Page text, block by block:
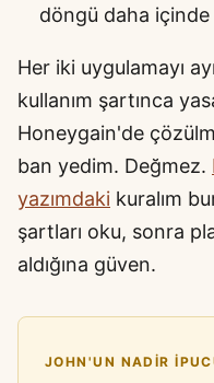
döngü daha içinde
Her iki uygulamayı
kullanım şartınca
Honeygain'de
ban yedim. Değmez.
yazımdaki kuralım
şartları oku, sonra
aldığına güven.
JOHN'UN NADIR